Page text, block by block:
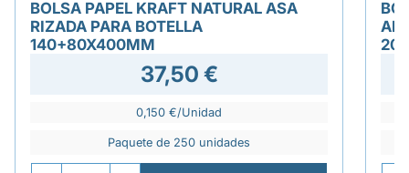
BOLSA PAPEL KRAFT NATURAL ASA
RIZADA PARA BOTELLA
140+80X400MM
37,50 €
0,150 €/Unidad
Paquete de 250 unidades